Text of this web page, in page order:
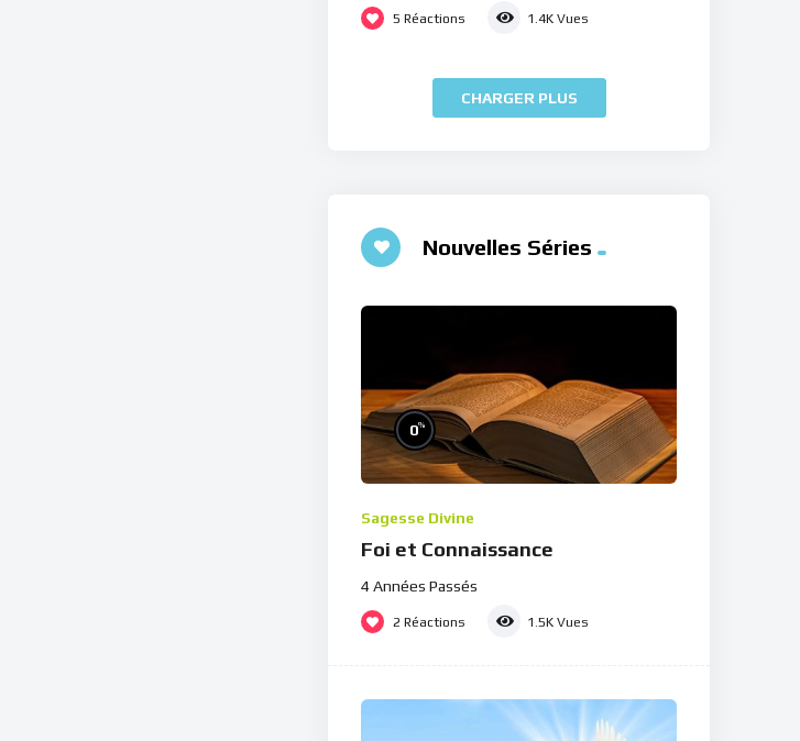
5 Réactions 1.4K Vues
CHARGER PLUS
Nouvelles Séries
0%
Sagesse Divine
Foi et Connaissance
4 Années Passés
2 Réactions 1.5K Vues